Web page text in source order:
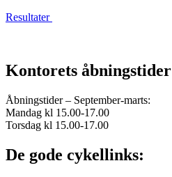
Resultater
Kontorets åbningstider
Åbningstider – September-marts:
Mandag kl 15.00-17.00
Torsdag kl 15.00-17.00
De gode cykellinks: